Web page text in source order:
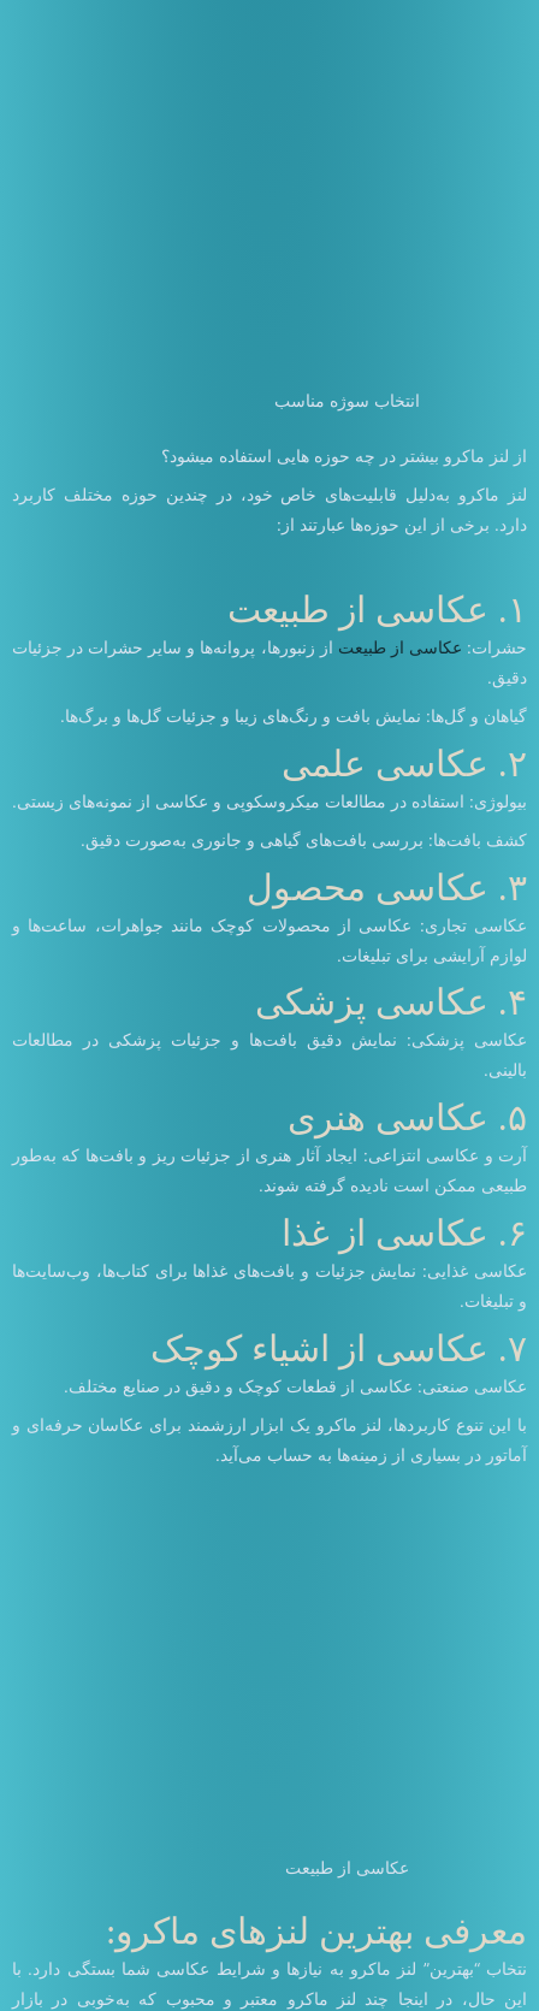
انتخاب سوژه مناسب
از لنز ماکرو بیشتر در چه حوزه هایی استفاده میشود؟
لنز ماکرو به‌دلیل قابلیت‌های خاص خود، در چندین حوزه مختلف کاربرد
دارد. برخی از این حوزه‌ها عبارتند از:
۱. عکاسی از طبیعت
حشرات: عکاسی از طبیعت از زنبورها، پروانه‌ها و سایر حشرات در جزئیات
دقیق.
گیاهان و گل‌ها: نمایش بافت و رنگ‌های زیبا و جزئیات گل‌ها و برگ‌ها.
۲. عکاسی علمی
بیولوژی: استفاده در مطالعات میکروسکوپی و عکاسی از نمونه‌های زیستی.
کشف بافت‌ها: بررسی بافت‌های گیاهی و جانوری به‌صورت دقیق.
۳. عکاسی محصول
عکاسی تجاری: عکاسی از محصولات کوچک مانند جواهرات، ساعت‌ها و
لوازم آرایشی برای تبلیغات.
۴. عکاسی پزشکی
عکاسی پزشکی: نمایش دقیق بافت‌ها و جزئیات پزشکی در مطالعات
بالینی.
۵. عکاسی هنری
آرت و عکاسی انتزاعی: ایجاد آثار هنری از جزئیات ریز و بافت‌ها که به‌طور
طبیعی ممکن است نادیده گرفته شوند.
۶. عکاسی از غذا
عکاسی غذایی: نمایش جزئیات و بافت‌های غذاها برای کتاب‌ها، وب‌سایت‌ها
و تبلیغات.
۷. عکاسی از اشیاء کوچک
عکاسی صنعتی: عکاسی از قطعات کوچک و دقیق در صنایع مختلف.
با این تنوع کاربردها، لنز ماکرو یک ابزار ارزشمند برای عکاسان حرفه‌ای و
آماتور در بسیاری از زمینه‌ها به حساب می‌آید.
عکاسی از طبیعت
معرفی بهترین لنزهای ماکرو:
نتخاب “بهترین” لنز ماکرو به نیازها و شرایط عکاسی شما بستگی دارد. با
این حال، در اینجا چند لنز ماکرو معتبر و محبوب که به‌خوبی در بازار